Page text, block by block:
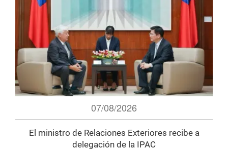
07/08/2026
El ministro de Relaciones Exteriores recibe a
delegación de la IPAC